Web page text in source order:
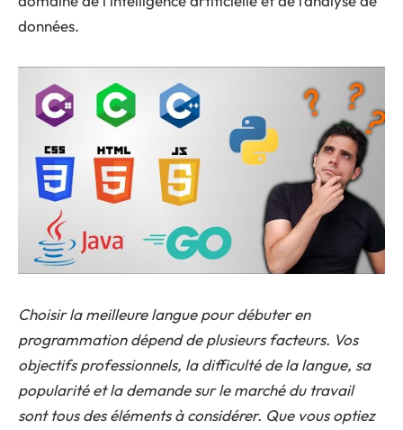
données.
Choisir la meilleure langue pour débuter en
programmation dépend de plusieurs facteurs. Vos
objectifs professionnels, la difficulté de la langue, sa
popularité et la demande sur le marché du travail
sont tous des éléments à considérer. Que vous optiez